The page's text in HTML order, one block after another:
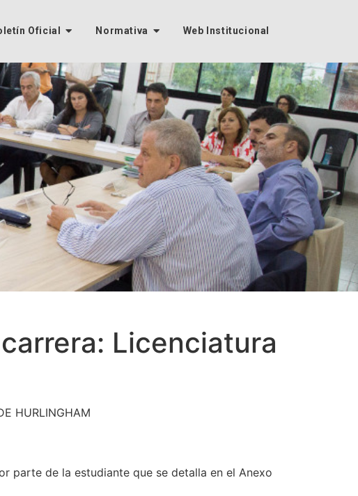
Oficial Normativa Web Institucional
Licenciatura
HURLINGHAM
parte de la estudiante que se detalla en el Anexo